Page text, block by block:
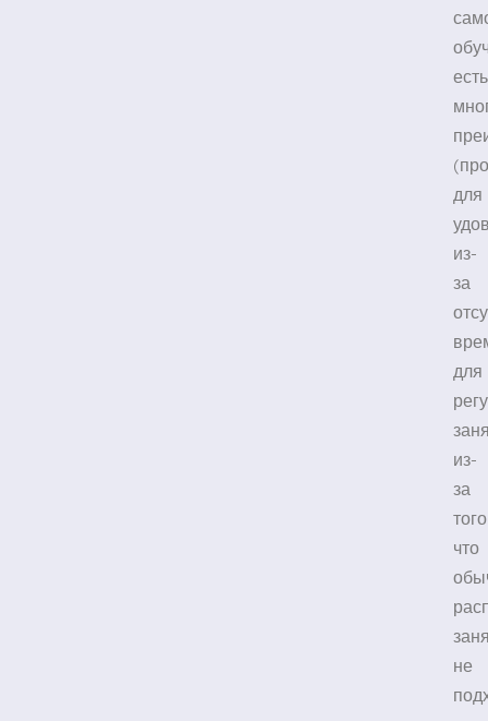
есть
для
из-
за
для
из-
за
что
не